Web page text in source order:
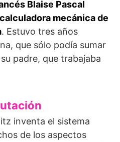
Blaise Pascal
mecánica de
. Estuvo tres años
que sólo podía sumar
padre, que trabajaba
inventa el sistema
de los aspectos